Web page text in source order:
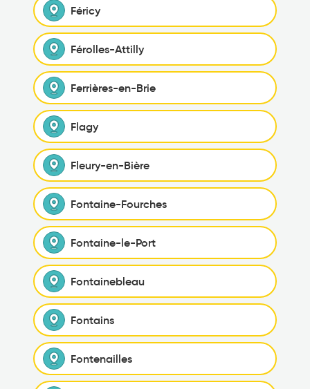
Féricy
Férolles-Attilly
Ferrières-en-Brie
Flagy
Fleury-en-Bière
Fontaine-Fourches
Fontaine-le-Port
Fontainebleau
Fontains
Fontenailles